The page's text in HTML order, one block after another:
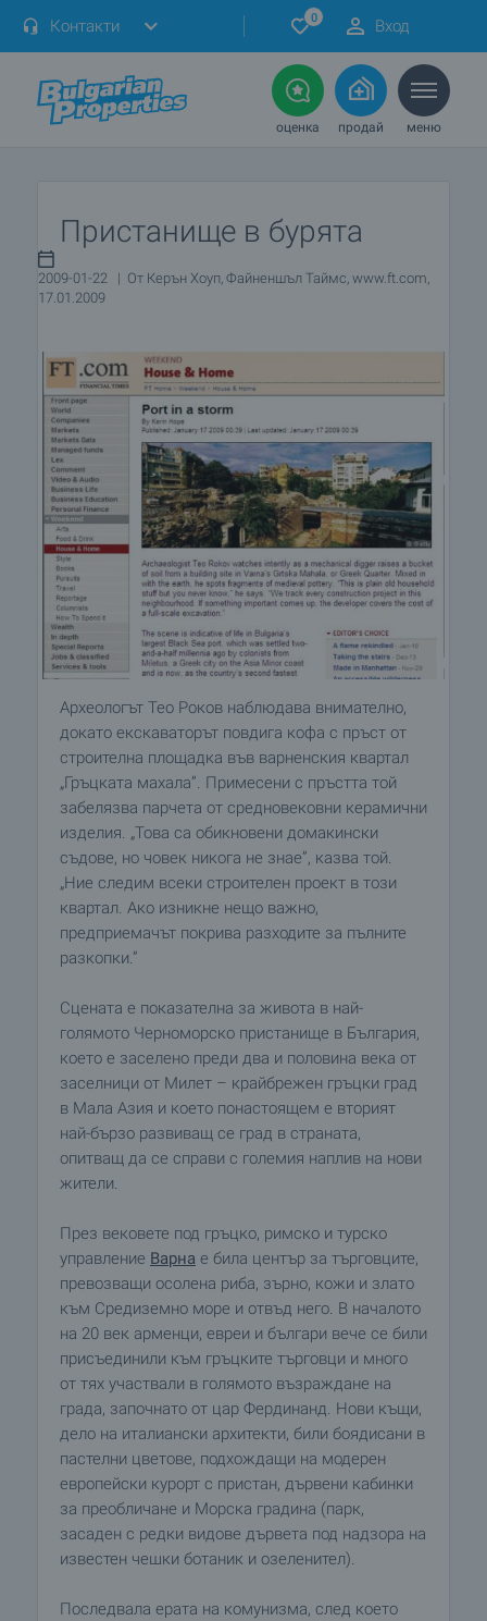
Контакти 0 Вход
оценка продай меню
Пристанище в бурята
2009-01-22 | От Керън Хоуп, Файненшъл Таймс, www.ft.com,
17.01.2009
Археологът Тео Роков наблюдава внимателно,
докато екскаваторът повдига кофа с пръст от
строителна площадка във варненския квартал
„Гръцката махала”. Примесени с пръстта той
забелязва парчета от средновековни керамични
изделия. „Това са обикновени домакински
съдове, но човек никога не знае”, казва той.
„Ние следим всеки строителен проект в този
квартал. Ако изникне нещо важно,
предприемачът покрива разходите за пълните
разкопки.”
Сцената е показателна за живота в най-
голямото Черноморско пристанище в България,
което е заселено преди два и половина века от
заселници от Милет – крайбрежен гръцки град
в Мала Азия и което понастоящем е вторият
най-бързо развиващ се град в страната,
опитващ да се справи с големия наплив на нови
жители.
През вековете под гръцко, римско и турско
управление Варна е била център за търговците,
превозващи осолена риба, зърно, кожи и злато
към Средиземно море и отвъд него. В началото
на 20 век арменци, евреи и българи вече се били
присъединили към гръцките търговци и много
от тях участвали в голямото възраждане на
града, започнато от цар Фердинанд. Нови къщи,
дело на италиански архитекти, били боядисани в
пастелни цветове, подхождащи на модерен
европейски курорт с пристан, дървени кабинки
за преобличане и Морска градина (парк,
засаден с редки видове дървета под надзора на
известен чешки ботаник и озеленител).
Последвала ерата на комунизма, след което